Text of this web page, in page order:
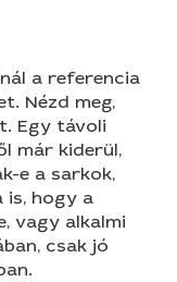
a referencia
Nézd meg,
Egy távoli
már kiderül,
e a sarkok,
is, hogy a
vagy alkalmi
csak jó